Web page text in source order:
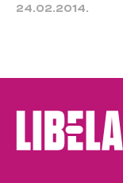
24.02.2014.